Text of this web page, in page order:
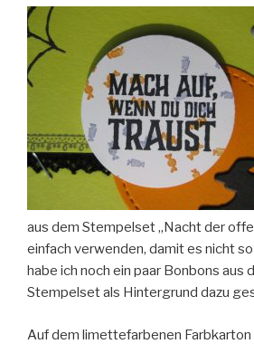
aus dem Stempelset „Nacht der
einfach verwenden, damit es nicht
habe ich noch ein paar Bonbons aus
Stempelset als Hintergrund dazu
Auf dem limettefarbenen Farbkarton